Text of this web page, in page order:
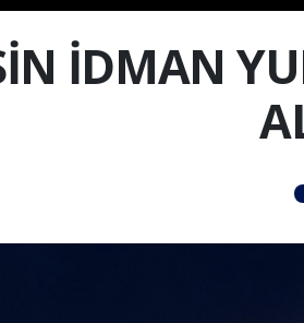
İDMAN